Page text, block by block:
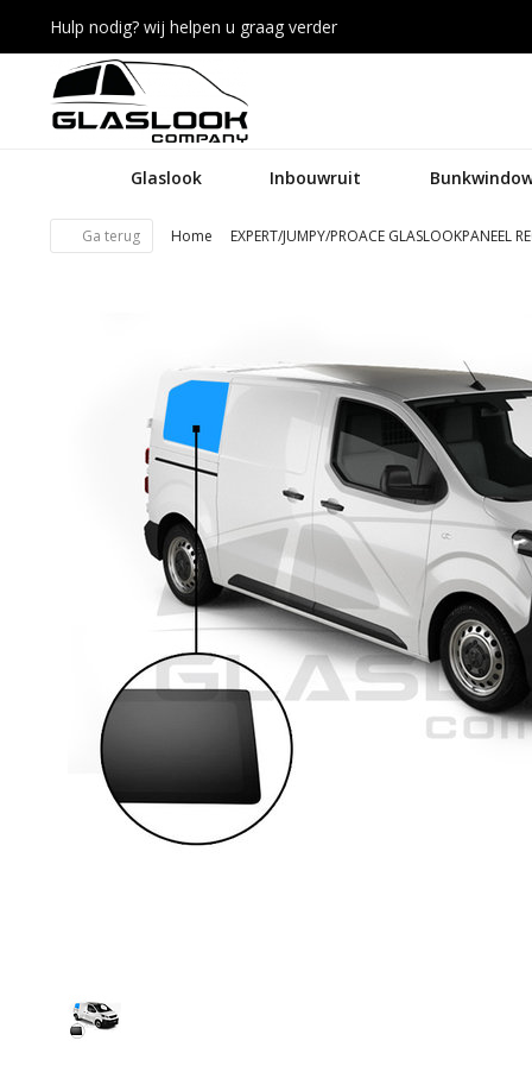
Hulp nodig? wij helpen u graag verder
Glaslook Inbouwruit
Ga terug Home EXPERT/JUMPY/PROACE GLASLOOKPANEEL